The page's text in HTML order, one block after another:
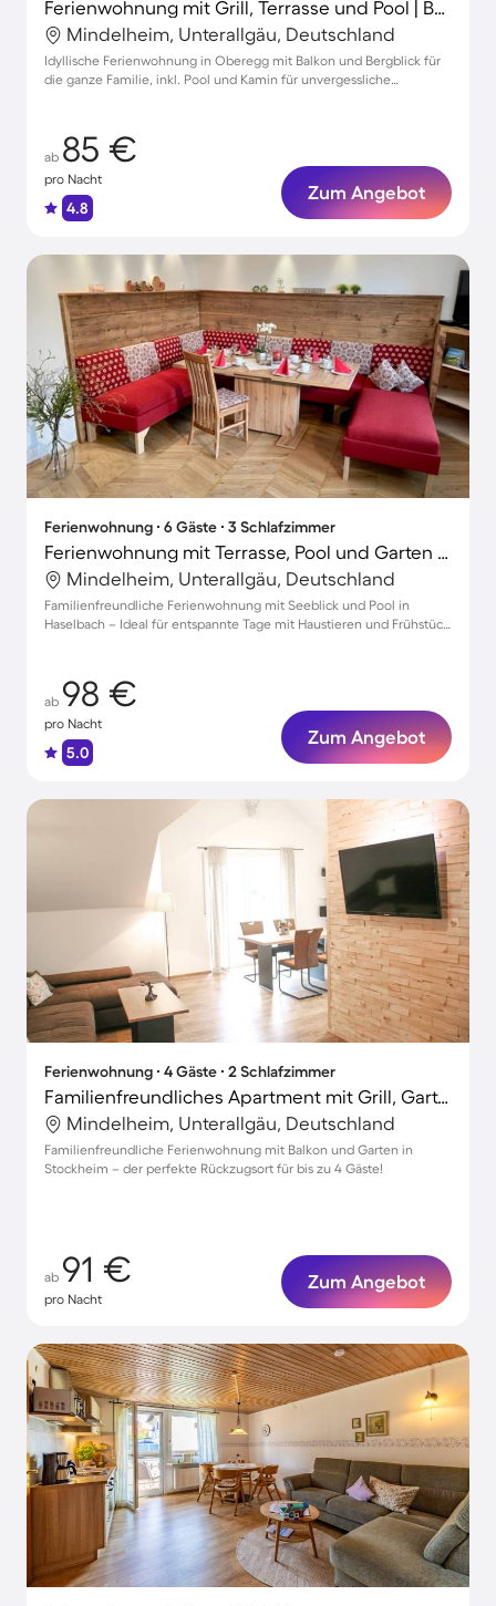
Ferienwohnung mit Grill, Terrasse und Pool | Bergblick
Mindelheim, Unterallgäu, Deutschland
Idyllische Ferienwohnung in Oberegg mit Balkon und Bergblick für
die ganze Familie, inkl. Pool und Kamin für unvergessliche
ab 85 €
pro Nacht
4.8
Zum Angebot
Ferienwohnung ∙ 6 Gäste ∙ 3 Schlafzimmer
Ferienwohnung mit Terrasse, Pool und Garten | Gartenblick
Mindelheim, Unterallgäu, Deutschland
Familienfreundliche Ferienwohnung mit Seeblick und Pool in
Haselbach – Ideal für entspannte Tage mit Haustieren und Frühstück
ab 98 €
pro Nacht
5.0
Zum Angebot
Ferienwohnung ∙ 4 Gäste ∙ 2 Schlafzimmer
Familienfreundliches Apartment mit Grill, Garten und Terrasse
Mindelheim, Unterallgäu, Deutschland
Familienfreundliche Ferienwohnung mit Balkon und Garten in
Stockheim – der perfekte Rückzugsort für bis zu 4 Gäste!
ab 91 €
pro Nacht
Zum Angebot